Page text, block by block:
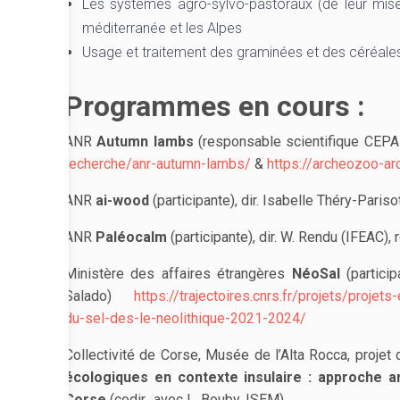
Les systèmes agro-sylvo-pastoraux (de leur
méditerranée et les Alpes
Usage et traitement des graminées et des
Programmes en cours :
ANRAutumn lambs (responsable scientifique
recherche/anr-autumn-lambs/ & https://archeozoo-
ANR ai-wood (participante), dir. Isabelle Théry-
ANR Paléocalm (participante), dir. W. Rendu
Ministère des affaires étrangères NéoSal
Salado) https://trajectoires.cnrs.fr/projets/
du-sel-des-le-neolithique-2021-2024/
Collectivité de Corse, Musée de l’Alta Rocca,
écologiques en contexte insulaire : approche